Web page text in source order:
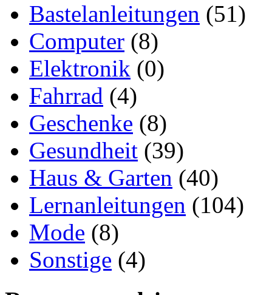
Bastelanleitungen (51)
Computer (8)
Elektronik (0)
Fahrrad (4)
Geschenke (8)
Gesundheit (39)
Haus & Garten (40)
Lernanleitungen (104)
Mode (8)
Sonstige (4)